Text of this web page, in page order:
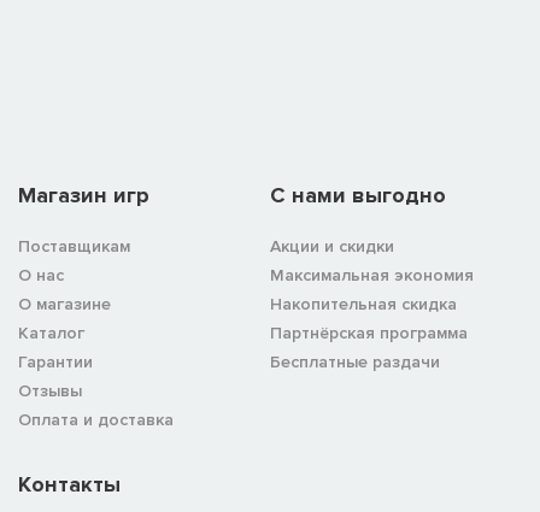
Магазин игр
Поставщикам
О нас
О магазине
Каталог
Гарантии
Отзывы
Оплата и доставка
C нами выгодно
Акции и скидки
Максимальная экономия
Накопительная скидка
Партнёрская программа
Бесплатные раздачи
Контакты